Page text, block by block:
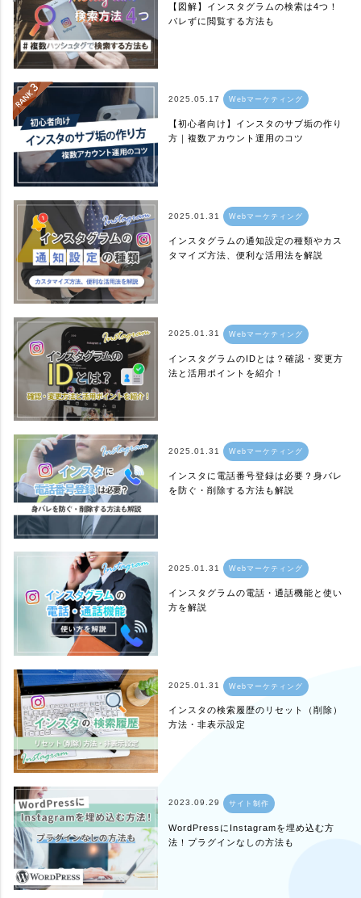
【図解】インスタグラムの検索は4つ！
バレずに閲覧する方法も
2025.05.17 Webマーケティング
【初心者向け】インスタのサブ垢の作り
方｜複数アカウント運用のコツ
2025.01.31 Webマーケティング
インスタグラムの通知設定の種類やカス
タマイズ方法、便利な活用法を解説
2025.01.31 Webマーケティング
インスタグラムのIDとは？確認・変更方
法と活用ポイントを紹介！
2025.01.31 Webマーケティング
インスタに電話番号登録は必要？身バレ
を防ぐ・削除する方法も解説
2025.01.31 Webマーケティング
インスタグラムの電話・通話機能と使い
方を解説
2025.01.31 Webマーケティング
インスタの検索履歴のリセット（削除）
方法・非表示設定
2023.09.29 サイト制作
WordPressにInstagramを埋め込む方
法！プラグインなしの方法も